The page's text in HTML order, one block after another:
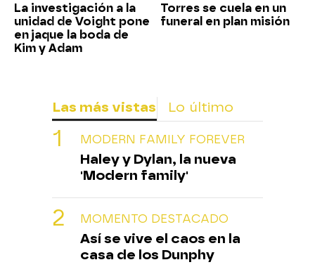
La investigación a la
unidad de Voight pone
en jaque la boda de
Kim y Adam
Torres se cuela en un
funeral en plan misión
Las más vistas Lo último
MODERN FAMILY FOREVER
Haley y Dylan, la nueva
'Modern family'
MOMENTO DESTACADO
Así se vive el caos en la
casa de los Dunphy